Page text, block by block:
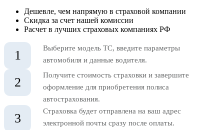
Дешевле, чем напрямую в страховой компании
Скидка за счет нашей комиссии
Расчет в лучших страховых компаниях РФ
1
Выберите модель ТС, введите параметры
автомобиля и данные водителя.
2
Получите стоимость страховки и завершите
оформление для приобретения полиса
автострахования.
3
Страховка будет отправлена на ваш адрес
электронной почты сразу после оплаты.